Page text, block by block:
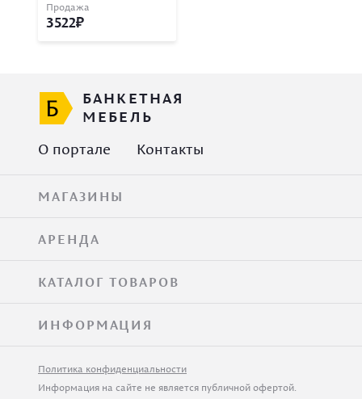
Продажа
3522
БАНКЕТНАЯ
МЕБЕЛЬ
О портале
Контакты
МАГАЗИНЫ
АРЕНДА
КАТАЛОГ ТОВАРОВ
ИНФОРМАЦИЯ
Политика конфиденциальности
Информация на сайте не является публичной офертой.